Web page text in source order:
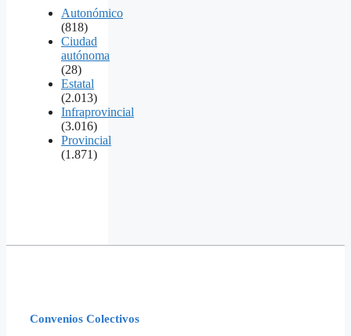
Autonómico
(818)
Ciudad
autónoma
(28)
Estatal
(2.013)
Infraprovincial
(3.016)
Provincial
(1.871)
Convenios Colectivos